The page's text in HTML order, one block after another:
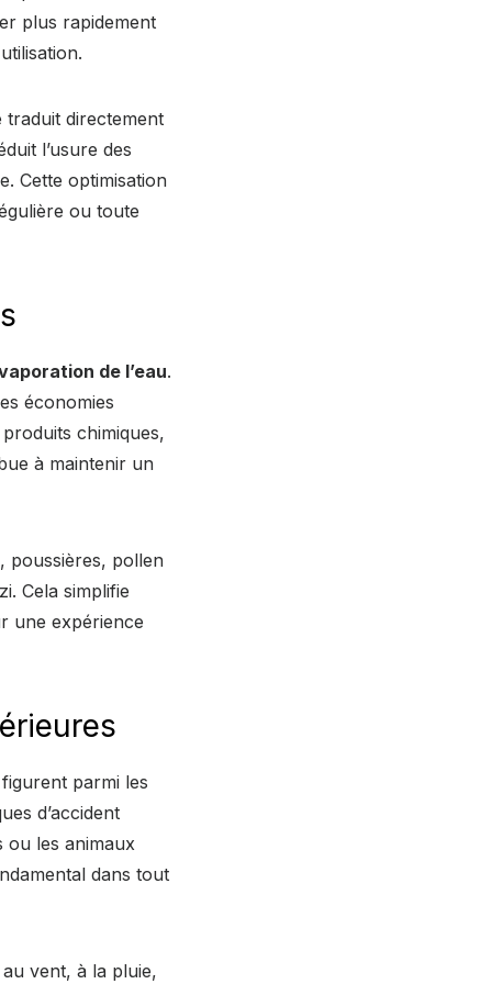
plus rapidement
directement
l’usure des
Cette optimisation
ou toute
de l’eau.
économies
chimiques,
à maintenir un
poussières, pollen
Cela simplifie
une expérience
parmi les
d’accident
ou les animaux
dans tout
vent, à la pluie,